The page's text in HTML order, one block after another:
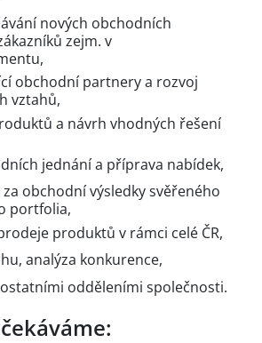
nových obchodních
zejm. v
obchodní partnery a rozvoj
vztahů,
a návrh vhodných řešení
jednání a příprava nabídek,
obchodní výsledky svěřeného
portfolia,
produktů v rámci celé ČR,
analýza konkurence,
odděleními společnosti.